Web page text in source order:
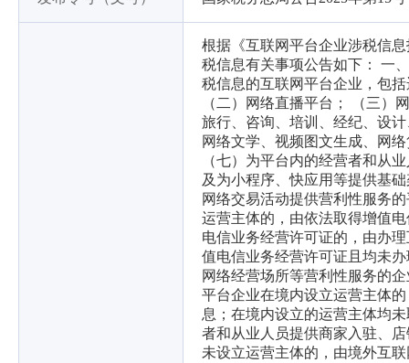
根据《互联网平台企业涉税信
税信息有关事项公告如下： 一
税信息的互联网平台企业，包
（二）网络直播平台； （三）
旅行、咨询、培训、经纪、设
网络文学、视频图文生成、网
（七）为平台内的经营者和从
及为小程序、快应用等提供基
网络交易活动提供营利性服务
运营主体的，由依法取得增值
电信业务经营许可证的，由办
值电信业务经营许可证且均未
网络经营场所等营利性服务的
平台企业在境内设立运营主体
息；在境内设立的运营主体均
者和从业人员提供商家入驻、
未设立运营主体的，由境外互